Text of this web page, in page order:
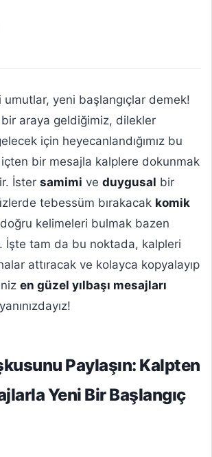
umutlar, yeni başlangıçlar demek!
araya geldiğimiz, dilekler
için heyecanlandığımız bu
bir mesajla kalplere dokunmak
İster samimi ve duygusal bir
tebessüm bırakacak komik
kelimeleri bulmak bazen
İşte tam da bu noktada, kalpleri
attıracak ve kolayca kopyalayıp
en güzel yılbaşı mesajları
Paylaşın: Kalpten
Yeni Bir Başlangıç